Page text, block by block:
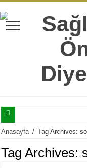
Selülitler İle Mücadele
Tatlı Yeme İstediğinizi Şıp
Anasayfa / Tag Archives:
Tag Archives: